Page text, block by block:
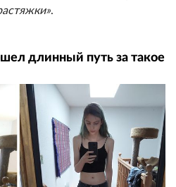
.
длинный путь за такое